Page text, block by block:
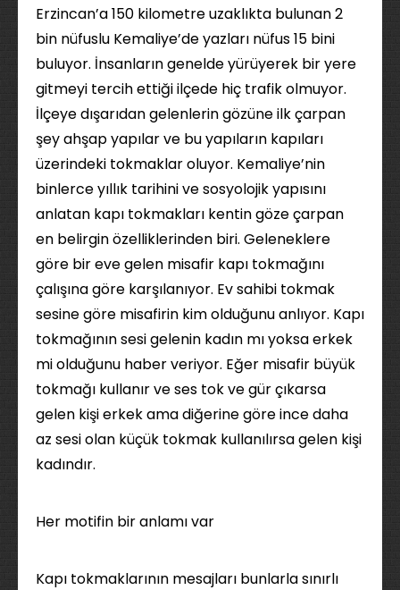
Erzincan’a 150 kilometre uzaklıkta bulunan 2
bin nüfuslu Kemaliye’de yazları nüfus 15 bini
buluyor. İnsanların genelde yürüyerek bir yere
gitmeyi tercih ettiği ilçede hiç trafik olmuyor.
İlçeye dışarıdan gelenlerin gözüne ilk çarpan
şey ahşap yapılar ve bu yapıların kapıları
üzerindeki tokmaklar oluyor. Kemaliye’nin
binlerce yıllık tarihini ve sosyolojik yapısını
anlatan kapı tokmakları kentin göze çarpan
en belirgin özelliklerinden biri. Geleneklere
göre bir eve gelen misafir kapı tokmağını
çalışına göre karşılanıyor. Ev sahibi tokmak
sesine göre misafirin kim olduğunu anlıyor. Kapı
tokmağının sesi gelenin kadın mı yoksa erkek
mi olduğunu haber veriyor. Eğer misafir büyük
tokmağı kullanır ve ses tok ve gür çıkarsa
gelen kişi erkek ama diğerine göre ince daha
az sesi olan küçük tokmak kullanılırsa gelen kişi
kadındır.
Her motifin bir anlamı var
Kapı tokmaklarının mesajları bunlarla sınırlı